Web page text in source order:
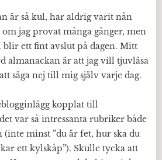
är så kul, har aldrig varit nån
jag provat många gånger, men
ett fint avslut på dagen. Mitt
almanackan är att jag vill tjuvläsa
säga nej till mig själv varje dag.
kopplat till
var så intressanta rubriker både
minst ”du är fet, hur ska du
ett kylskåp”). Skulle tycka att